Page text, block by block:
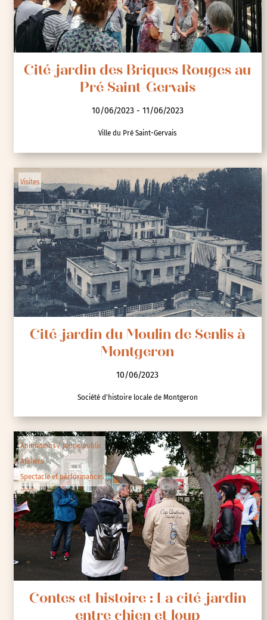
Cité-jardin des Briques Rouges au
Pré Saint-Gervais
10/06/2023 - 11/06/2023
Ville du Pré Saint-Gervais
Visites
Cité-jardin du Moulin de Senlis à
Montgeron
10/06/2023
Société d'histoire locale de Montgeron
Animations / Jeune public
Ateliers
Spectacle et performances
Contes et histoire : La cité-jardin
entre chien et loup